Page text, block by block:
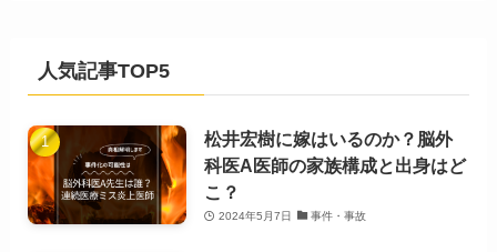
人気記事TOP5
松井宏樹に嫁はいるのか？脳外
科医A医師の家族構成と出身はど
こ？
2024年5月7日 事件・事故